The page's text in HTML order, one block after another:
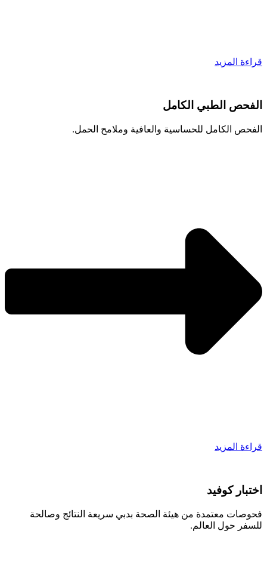
قراءة المزيد
الفحص الطبي الكامل
الفحص الكامل للحساسية والعافية وملامح الحمل.
قراءة المزيد
اختبار كوفيد
فحوصات معتمدة من هيئة الصحة بدبي سريعة النتائج وصالحة
للسفر حول العالم.